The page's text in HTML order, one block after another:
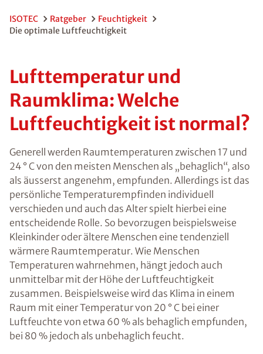
ISOTEC Ratgeber
Feuchtigkeit
Die optimale Luftfeuchtigkeit
Lufttemperatur und
Raumklima: Welche
Luftfeuchtigkeit ist normal?
Generell werden Raumtemperaturen zwischen 17 und
24 ° C von den meisten Menschen als „behaglich“, also
als äusserst angenehm, empfunden. Allerdings ist das
persönliche Temperaturempfinden individuell
verschieden und auch das Alter spielt hierbei eine
entscheidende Rolle. So bevorzugen beispielsweise
Kleinkinder oder ältere Menschen eine tendenziell
wärmere Raumtemperatur. Wie Menschen
Temperaturen wahrnehmen, hängt jedoch auch
unmittelbar mit der Höhe der Luftfeuchtigkeit
zusammen. Beispielsweise wird das Klima in einem
Raum mit einer Temperatur von 20 ° C bei einer
Luftfeuchte von etwa 60 % als behaglich empfunden,
bei 80 % jedoch als unbehaglich feucht.